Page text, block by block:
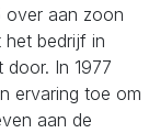
over aan zoon
het bedrijf in
door. In 1977
ervaring toe om
aan de